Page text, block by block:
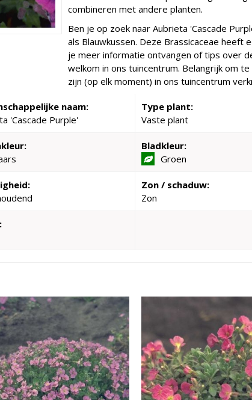
combineren met andere planten.
Ben je op zoek naar Aubrieta 'Cascade
als Blauwkussen. Deze Brassicaceae heeft
je meer informatie ontvangen of tips over
welkom in ons tuincentrum. Belangrijk om
zijn (op elk moment) in ons tuincentrum
naam:
'Cascade Purple'
Type plant:
Vaste plant
Bladkleur:
Groen
Zon / schaduw:
Zon